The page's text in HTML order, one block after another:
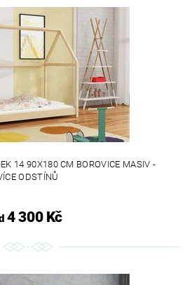
14 90X180 CM BOROVICE MASIV -
ODSTÍNŮ
4 300 Kč